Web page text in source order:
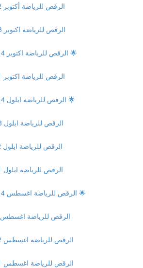
الرقص للرياضة أكتوبر 2 (للمبتدئين)
(الرقص للرياضة اكتوبر 3 (المتوسط
الرقص للرياضة اكتوبر 4 (للمتقدمين) 🌟
(الرقص للرياضة اكتوبر 1 (للمبتدئين
الرقص للرياضة ايلول 4 (للمتقدمين) 🌟
(الرقص للرياضة ايلول 3 (المتوسط
(الرقص للرياضة ايلول 2 (المبتدئين
(الرقص للرياضة ايلول 1 (للمبتدئين
الرقص للرياضة اغسطس 4 (للمتقدمين) 🌟
الرقص للرياضة اغسطس 3 (متوسط)
(الرقص للرياضة اغسطس 2 (للمبتدئين
(الرقص للرياضة اغسطس 1 (للمبتدئين